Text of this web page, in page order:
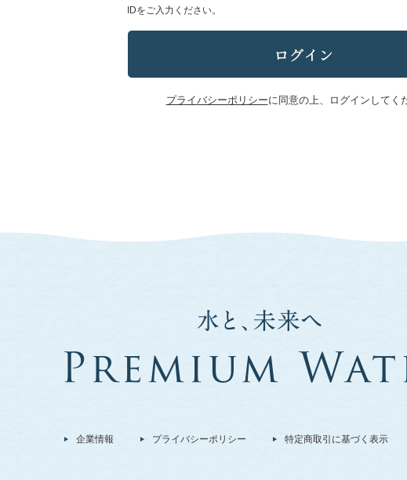
IDをご入力ください。
プライバシーポリシーに同意の上、ログインしてく
企業情報 プライバシーポリシー 特定商取引に基づく表示